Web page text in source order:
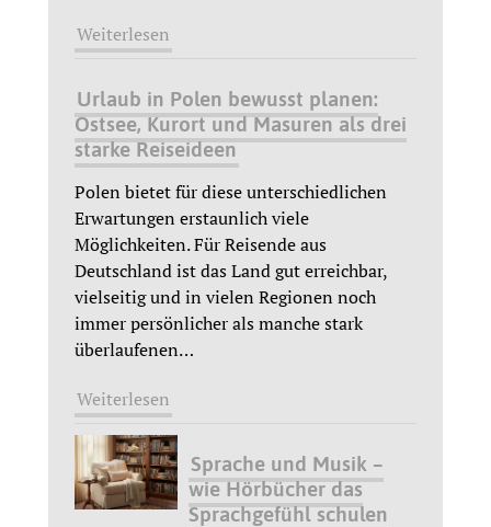
Weiterlesen
Urlaub in Polen bewusst planen:
Ostsee, Kurort und Masuren als drei
starke Reiseideen
Polen bietet für diese unterschiedlichen
Erwartungen erstaunlich viele
Möglichkeiten. Für Reisende aus
Deutschland ist das Land gut erreichbar,
vielseitig und in vielen Regionen noch
immer persönlicher als manche stark
überlaufenen…
Weiterlesen
Sprache und Musik –
wie Hörbücher das
Sprachgefühl schulen